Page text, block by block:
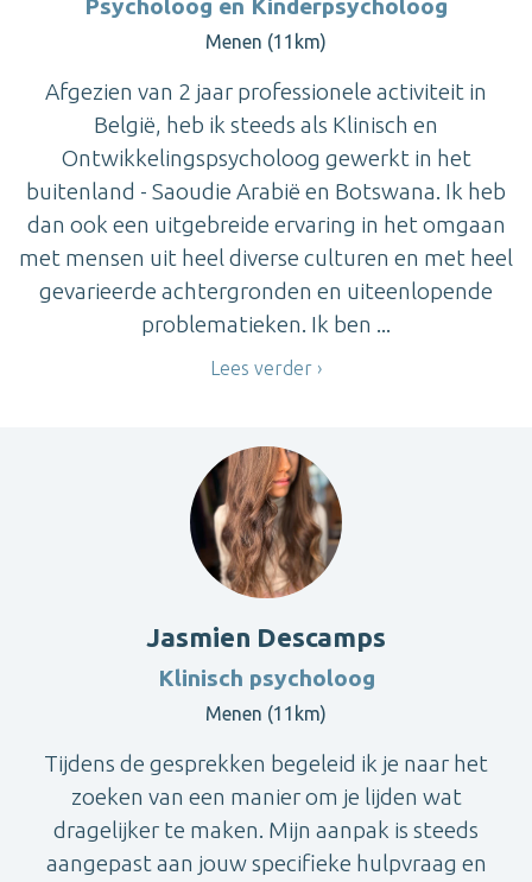
Psycholoog en Kinderpsycholoog
Menen (11km)
Afgezien van 2 jaar professionele activiteit in
België, heb ik steeds als Klinisch en
Ontwikkelingspsycholoog gewerkt in het
buitenland - Saoudie Arabië en Botswana. Ik heb
dan ook een uitgebreide ervaring in het omgaan
met mensen uit heel diverse culturen en met heel
gevarieerde achtergronden en uiteenlopende
problematieken. Ik ben ...
Lees verder
Jasmien Descamps
Klinisch psycholoog
Menen (11km)
Tijdens de gesprekken begeleid ik je naar het
zoeken van een manier om je lijden wat
dragelijker te maken. Mijn aanpak is steeds
aangepast aan jouw specifieke hulpvraag en